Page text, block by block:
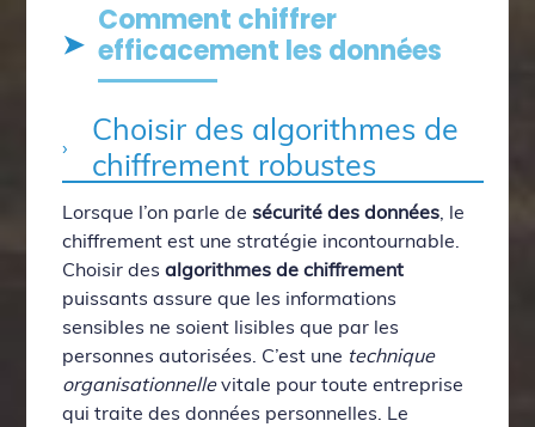
Comment chiffrer
efficacement les données
Choisir des algorithmes de
chiffrement robustes
Lorsque l’on parle desécurité des données, le
chiffrement est une stratégie incontournable.
Choisir desalgorithmes de chiffrement
puissants assure que les informations
sensibles ne soient lisibles que par les
personnes autorisées. C’est une technique
organisationnellevitale pour toute entreprise
qui traite des données personnelles. Le